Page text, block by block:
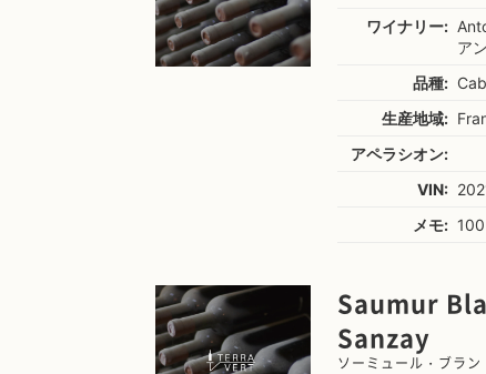
ワイナリー:
ア
品種:
生産地域:
アペラシオン:
VIN:
メモ:
Saumur
Sanzay
ソーミュール・ブラ